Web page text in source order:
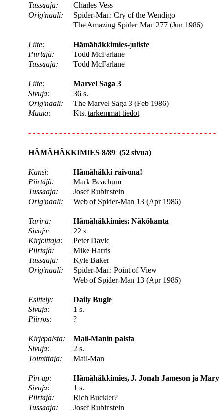
Tussaaja:
Charles Vess
Originaali:
Spider-Man: Cry of the Wendigo
The Amazing Spider-Man 277 (Jun 1986)
Liite:
Hämähäkkimies-juliste
Piirtäjä:
Todd McFarlane
Tussaaja:
Todd McFarlane
Liite:
Marvel Saga 3
Sivuja:
36 s.
Originaali:
The Marvel Saga 3 (Feb 1986)
Muuta:
Kts. tarkemmat tiedot
- - - - - - - - - - - - - - - - - - - - - - - - - - - - - - - - - - - - - - - - - - -
HÄMÄHÄKKIMIES 8/89 (52 sivua)
Kansi:
Hämähäkki raivona!
Piirtäjä:
Mark Beachum
Tussaaja:
Josef Rubinstein
Originaali:
Web of Spider-Man 13 (Apr 1986)
Tarina:
Hämähäkkimies: Näkökanta
Sivuja:
22 s.
Kirjoittaja:
Peter David
Piirtäjä:
Mike Harris
Tussaaja:
Kyle Baker
Originaali:
Spider-Man: Point of View
Web of Spider-Man 13 (Apr 1986)
Esittely:
Daily Bugle
Sivuja:
1 s.
Piirros:
?
Kirjepalsta:
Mail-Manin palsta
Sivuja:
2 s.
Toimittaja:
Mail-Man
Pin-up:
Hämähäkkimies, J. Jonah Jameson ja
Sivuja:
1 s.
Piirtäjä:
Rich Buckler?
Tussaaja:
Josef Rubinstein